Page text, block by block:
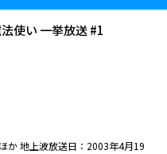
が、妻にラブレターを贈るため定
とに、笑福亭鶴瓶と原田知世が夫
使い 一挙放送 #1
か 地上波放送日：2003年4月19